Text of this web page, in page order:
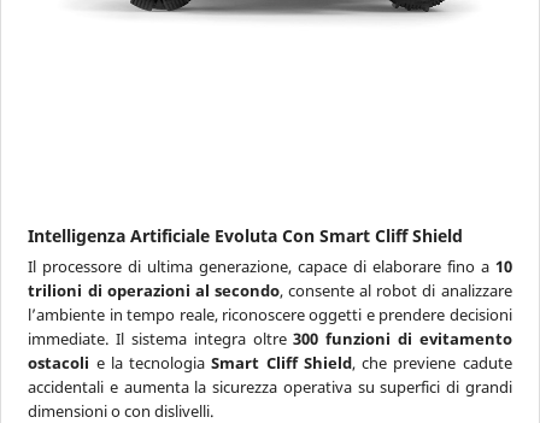
Intelligenza Artificiale Evoluta Con Smart Cliff Shield
Il processore di ultima generazione, capace di elaborare fino a 10
trilioni di operazioni al secondo, consente al robot di analizzare
l’ambiente in tempo reale, riconoscere oggetti e prendere decisioni
immediate. Il sistema integra oltre300 funzioni di evitamento
ostacoli e la tecnologiaSmart Cliff Shield, che previene cadute
accidentali e aumenta la sicurezza operativa su superfici di grandi
dimensioni o con dislivelli.